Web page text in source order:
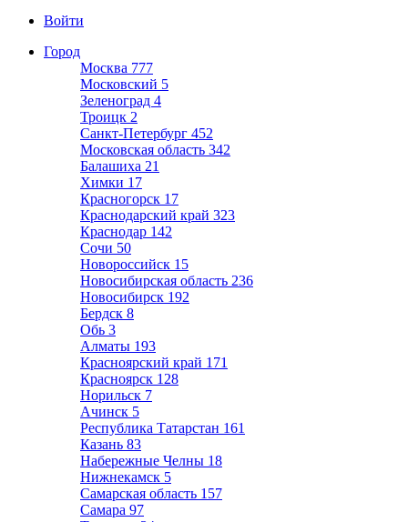
Войти
Город
Москва 777
Московский 5
Зеленоград 4
Троицк 2
Санкт-Петербург 452
Московская область 342
Балашиха 21
Химки 17
Красногорск 17
Краснодарский край 323
Краснодар 142
Сочи 50
Новороссийск 15
Новосибирская область 236
Новосибирск 192
Бердск 8
Обь 3
Алматы 193
Красноярский край 171
Красноярск 128
Норильск 7
Ачинск 5
Республика Татарстан 161
Казань 83
Набережные Челны 18
Нижнекамск 5
Самарская область 157
Самара 97